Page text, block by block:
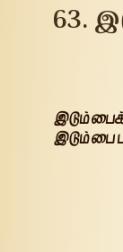
63.
இடும்பை